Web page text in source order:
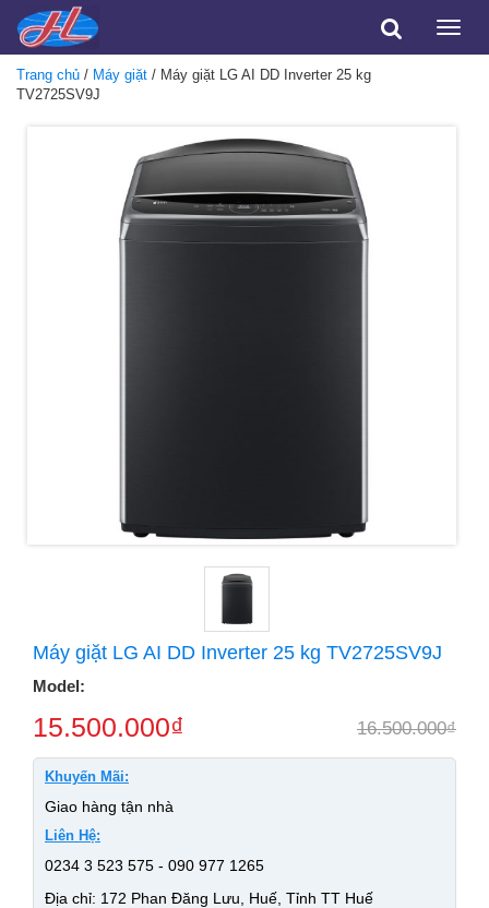
Toggle
Trang chủ / Máy giặt / Máy giặt LG AI DD Inverter 25 kg
TV2725SV9J
Máy giặt LG AI DD Inverter 25 kg TV2725SV9J
Model:
15.500.000₫ 16.500.000₫
Khuyến Mãi:
Giao hàng tận nhà
Liên Hệ:
0234 3 523 575 - 090 977 1265
Địa chỉ: 172 Phan Đăng Lưu, Huế, Tỉnh TT Huế